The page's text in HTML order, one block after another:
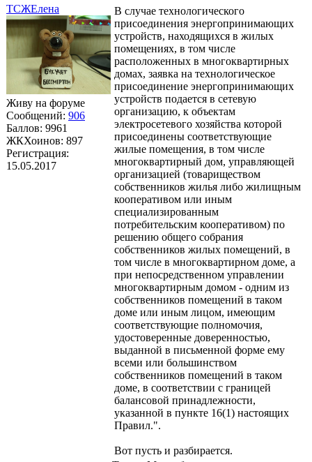
ТСЖЕлена
Живу на форуме
Сообщений: 906
Баллов: 9961
ЖКХоинов: 897
Регистрация:
15.05.2017
В случае технологического
присоединения энергопринимающих
устройств, находящихся в жилых
помещениях, в том числе
расположенных в многоквартирных
домах, заявка на технологическое
присоединение энергопринимающих
устройств подается в сетевую
организацию, к объектам
электросетевого хозяйства которой
присоединены соответствующие
жилые помещения, в том числе
многоквартирный дом, управляющей
организацией (товариществом
собственников жилья либо жилищным
кооперативом или иным
специализированным
потребительским кооперативом) по
решению общего собрания
собственников жилых помещений, в
том числе в многоквартирном доме, а
при непосредственном управлении
многоквартирным домом - одним из
собственников помещений в таком
доме или иным лицом, имеющим
соответствующие полномочия,
удостоверенные доверенностью,
выданной в письменной форме ему
всеми или большинством
собственников помещений в таком
доме, в соответствии с границей
балансовой принадлежности,
указанной в пункте 16(1) настоящих
Правил.".
Вот пусть и разбирается.